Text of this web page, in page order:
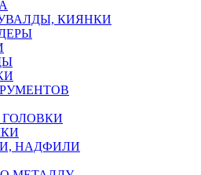
КИЯНКИ
НАДФИЛИ